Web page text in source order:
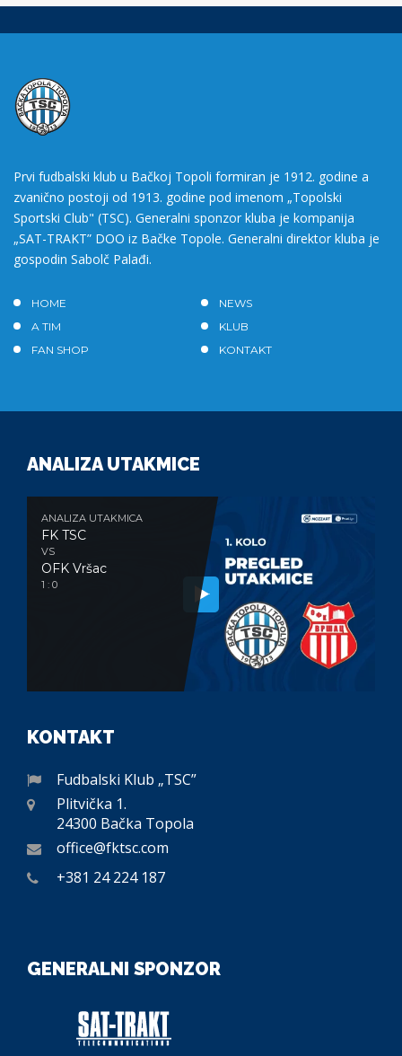
Prvi fudbalski klub u Bačkoj Topoli formiran je 1912. godine a
zvanično postoji od 1913. godine pod imenom „Topolski
Sportski Club" (TSC). Generalni sponzor kluba je kompanija
„SAT-TRAKT” DOO iz Bačke Topole. Generalni direktor kluba je
gospodin Sabolč Palađi.
HOME
NEWS
A TIM
KLUB
FAN SHOP
KONTAKT
ANALIZA UTAKMICE
ANALIZA UTAKMICA
FK TSC
VS
OFK Vršac
1 : 0
KONTAKT
Fudbalski Klub „TSC”
Plitvička 1.
24300 Bačka Topola
office@fktsc.com
+381 24 224 187
GENERALNI SPONZOR